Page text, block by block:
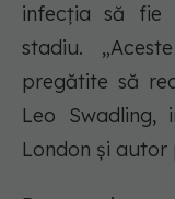
infecția să fie
stadiu.
pregătite să
Leo Swadling,
London și